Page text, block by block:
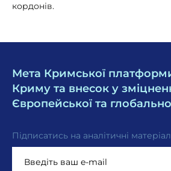
кордонів.
Мета Кримської
Криму та внесок у
Європейської та
Підписатись на аналітичні